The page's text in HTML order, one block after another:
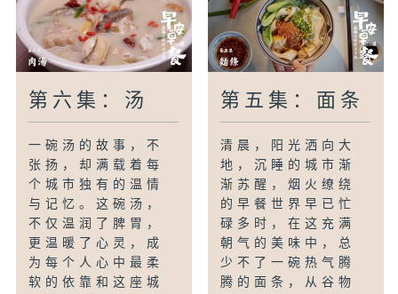
第六集：汤
一碗汤的故事，不
张扬，却满载着每
个城市独有的温情
与记忆。这碗汤，
不仅温润了脾胃，
更温暖了心灵，成
为每个人心中最柔
软的依靠和这座城
第五集：面条
清晨，阳光洒向大
地，沉睡的城市渐
渐苏醒，烟火缭绕
的早餐世界早已忙
碌多时，在这充满
朝气的美味中，总
少不了一碗热气腾
腾的面条，从谷物